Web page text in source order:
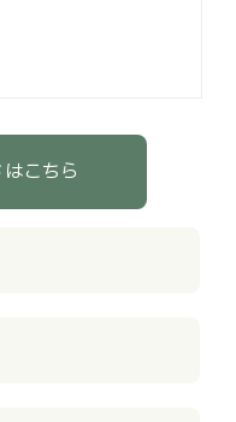
こちら